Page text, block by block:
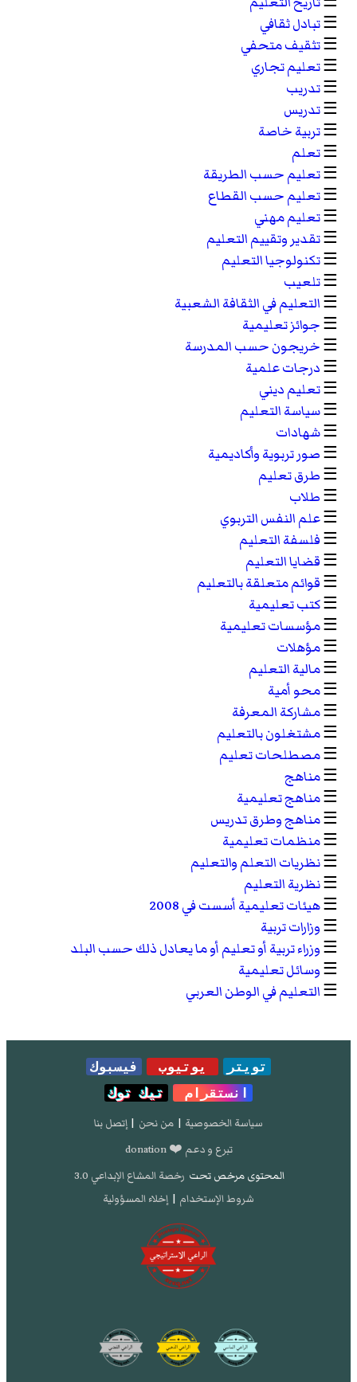
☰تبادل ثقافي
☰تثقيف متحفي
☰تعليم تجاري
☰تدريب
☰تدريس
☰تربية خاصة
☰تعلم
☰تعليم حسب الطريقة
☰تعليم حسب القطاع
☰تعليم مهني
☰تقدير وتقييم التعليم
☰تكنولوجيا التعليم
☰تلعيب
☰التعليم في الثقافة الشعبية
☰جوائز تعليمية
☰خريجون حسب المدرسة
☰درجات علمية
☰تعليم ديني
☰سياسة التعليم
☰شهادات
☰صور تربوية وأكاديمية
☰طرق تعليم
☰طلاب
☰علم النفس التربوي
☰فلسفة التعليم
☰قضايا التعليم
☰قوائم متعلقة بالتعليم
☰كتب تعليمية
☰مؤسسات تعليمية
☰مؤهلات
☰مالية التعليم
☰محو أمية
☰مشاركة المعرفة
☰مشتغلون بالتعليم
☰مصطلحات تعليم
☰مناهج
☰مناهج تعليمية
☰مناهج وطرق تدريس
☰منظمات تعليمية
☰نظريات التعلم والتعليم
☰نظرية التعليم
☰هيئات تعليمية أسست في 2008
☰وزارات تربية
☰وزراء تربية أو تعليم أو ما يعادل ذلك حسب البلد
☰وسائل تعليمية
☰التعليم في الوطن العربي
تويتر يوتيوب
فيسبوك
انستقرام
تيك توك
سياسة الخصوصية | من نحن | إتصل بنا
تبرع و دعم ❤️ donation
المحتوى مرخص تحت رخصة المشاع الإبداعي 3.0
شروط الإستخدام | إخلاء المسؤولية